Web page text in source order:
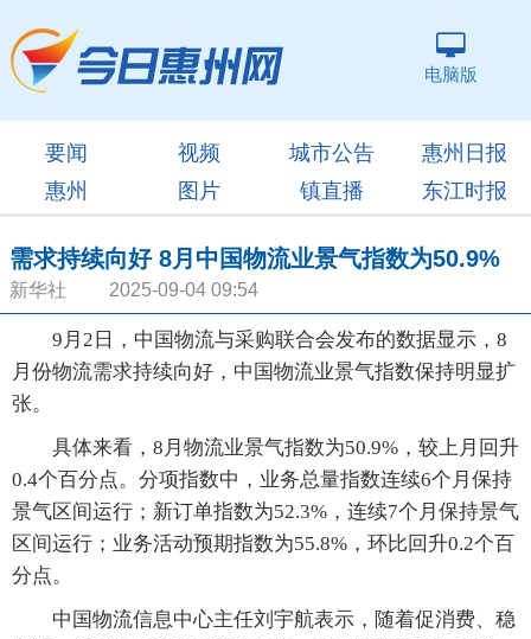
电脑版
要闻 视频 城市公告
惠州日报
惠州
图片 镇直播 东江时报
需求持续向好 8月中国物流业景气指数为50.9%
新华社 2025-09-04 09:54
9月2日，中国物流与采购联合会发布的数据显示，8
月份物流需求持续向好，中国物流业景气指数保持明显扩
张。
具体来看，8月物流业景气指数为50.9%，较上月回升
0.4个百分点。分项指数中，业务总量指数连续6个月保持
景气区间运行；新订单指数为52.3%，连续7个月保持景气
区间运行；业务活动预期指数为55.8%，环比回升0.2个百
分点。
中国物流信息中心主任刘宇航表示，随着促消费、稳